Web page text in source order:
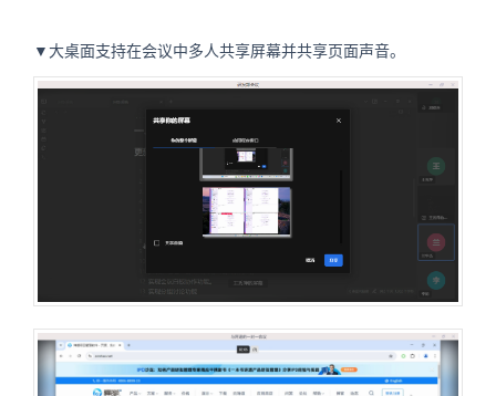
▼大桌面支持在会议中多人共享屏幕并共享页面声音。